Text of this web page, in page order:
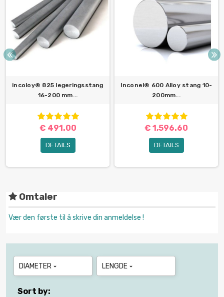
incoloy® 825 legeringsstang
16-200 mm...
€ 491.00
DETAILS
Inconel® 600 Alloy stang 10-
200mm...
€ 1,596.60
DETAILS
Omtaler
Vær den første til å skrive din anmeldelse !
DIAMETER  LENGDE 
Sort by: